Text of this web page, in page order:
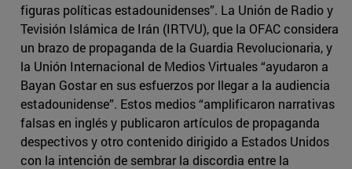
figuras políticas estadounidenses”. La Unión de Radio y
Tevisión Islámica de Irán (IRTVU), que la OFAC considera
un brazo de propaganda de la Guardia Revolucionaria, y
la Unión Internacional de Medios Virtuales “ayudaron a
Bayan Gostar en sus esfuerzos por llegar a la audiencia
estadounidense”. Estos medios “amplificaron narrativas
falsas en inglés y publicaron artículos de propaganda
despectivos y otro contenido dirigido a Estados Unidos
con la intención de sembrar la discordia entre la